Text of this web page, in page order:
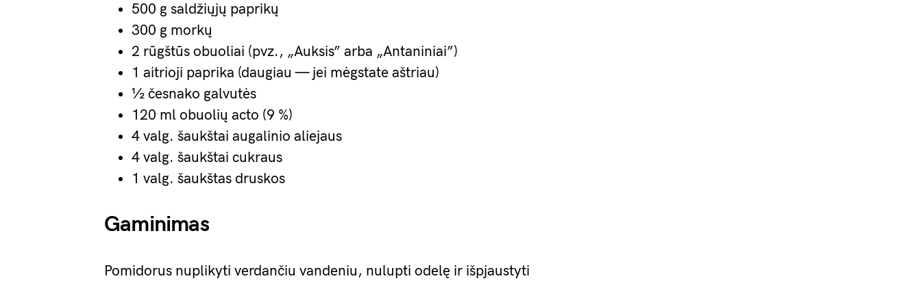
500 g saldžiųjų paprikų
300 g morkų
2 rūgštūs obuoliai (pvz., „Auksis” arba „Antaniniai”)
1 aitrioji paprika (daugiau — jei mėgstate aštriau)
½ česnako galvutės
120 ml obuolių acto (9 %)
4 valg. šaukštai augalinio aliejaus
4 valg. šaukštai cukraus
1 valg. šaukštas druskos
Gaminimas
Pomidorus nuplikyti verdančiu vandeniu, nulupti odelę ir išpjaustyti